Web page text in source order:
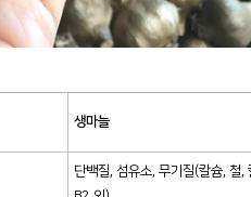
생마늘
단백질, 섬유소, 무기질(칼슘, 철